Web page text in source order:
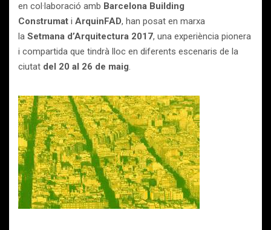
en col·laboració amb Barcelona Building
Construmat i ArquinFAD, han posat en marxa
la Setmana d’Arquitectura 2017, una experiència pionera
i compartida que tindrà lloc en diferents escenaris de la
ciutat del 20 al 26 de maig.